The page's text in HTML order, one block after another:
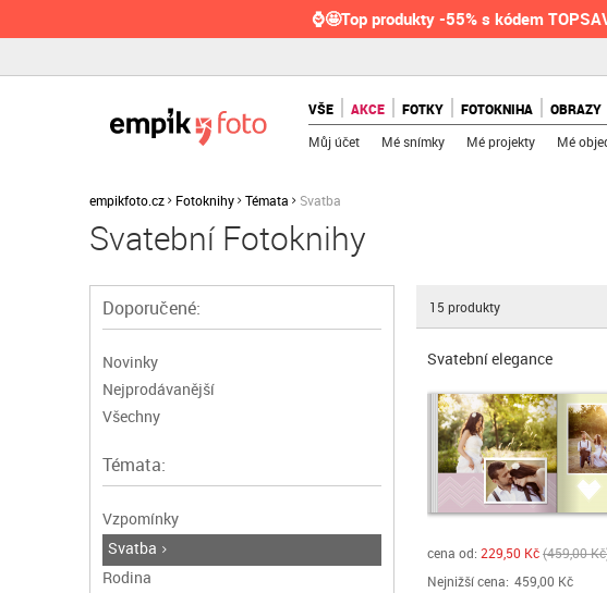
⌚🤩Top produkty -55% s kódem
VŠE AKCE FOTKY FOTOKNIHA OBRAZY
Můj účet Mé snímky Mé projekty Mé
empikfoto.cz Fotoknihy Témata Svatba
Svatební Fotoknihy
Doporučené:
Novinky
Nejprodávanější
Všechny
Témata:
Vzpomínky
Svatba
Rodina
15 produkty
Svatební elegance
cena od: 229,50 Kč 459,00 Kč
Nejnižší cena: 459,00 Kč